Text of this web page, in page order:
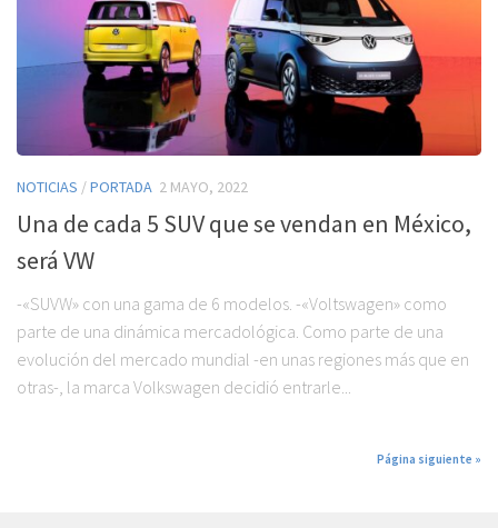
NOTICIAS /PORTADA 2 MAYO, 2022
Una de cada 5 SUV que se vendan en México,
será VW
-«SUVW» con una gama de 6 modelos. -«Voltswagen» como
parte de una dinámica mercadológica. Como parte de una
evolución del mercado mundial -en unas regiones más que en
otras-, la marca Volkswagen decidió entrarle...
Página siguiente »